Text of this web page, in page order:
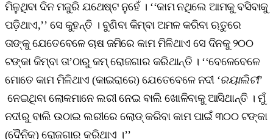
ମିଳୁଥିବା ଦିନ ମଜୁରି ଯଥେଷ୍ଟ ନୁହେଁ । ‘‘କାମ ନଥିଲେ ଆମକୁ ବସିବାକୁ
ପଡ଼ିଥାଏ,’’ ସେ କୁହନ୍ତି । ବୁଣିବା କିମ୍ବା ଅମଳ କରିବା ଋତୁରେ
ତାଙ୍କୁ ଯେତେବେଳେ ଚାଷ ଜମିରେ କାମ ମିଳିଥାଏ ସେ ଦିନକୁ ୨୦୦
ଟଙ୍କା କିମ୍ବା ତା’ଠାରୁ କମ୍‌ ରୋଜଗାର କରିଥାନ୍ତି । ‘‘ବେଳେବେଳେ
ମୋତେ କାମ ମିଳିଥାଏ (କାଇରାରେ) ଯେତେବେଳେ ନଦୀ ‘ରୟାଲିଟୀ’
ନେଇଥିବା ଲୋକମାନେ ଲରୀ ନେଇ ବାଲି ଖୋଳିବାକୁ ଆସିଥାନ୍ତି । ମୁଁ
ନଦୀରୁ ବାଲି ଉଠାଇ ଲରୀରେ ଲୋଡ୍‌ କରିବା କାମ ପାଇଁ ୩୦୦ ଟଙ୍କା
(ଦୈନିକ) ରୋଜଗାର କରିଥାଏ ।’’